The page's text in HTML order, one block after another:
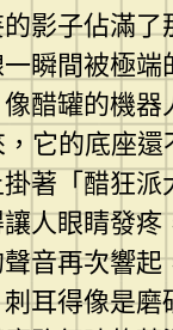
影子佔滿
瞬間被極
醋罐的機器
它的底座
著「醋狂
人眼睛發疼
音再次響起
耳得像是磨